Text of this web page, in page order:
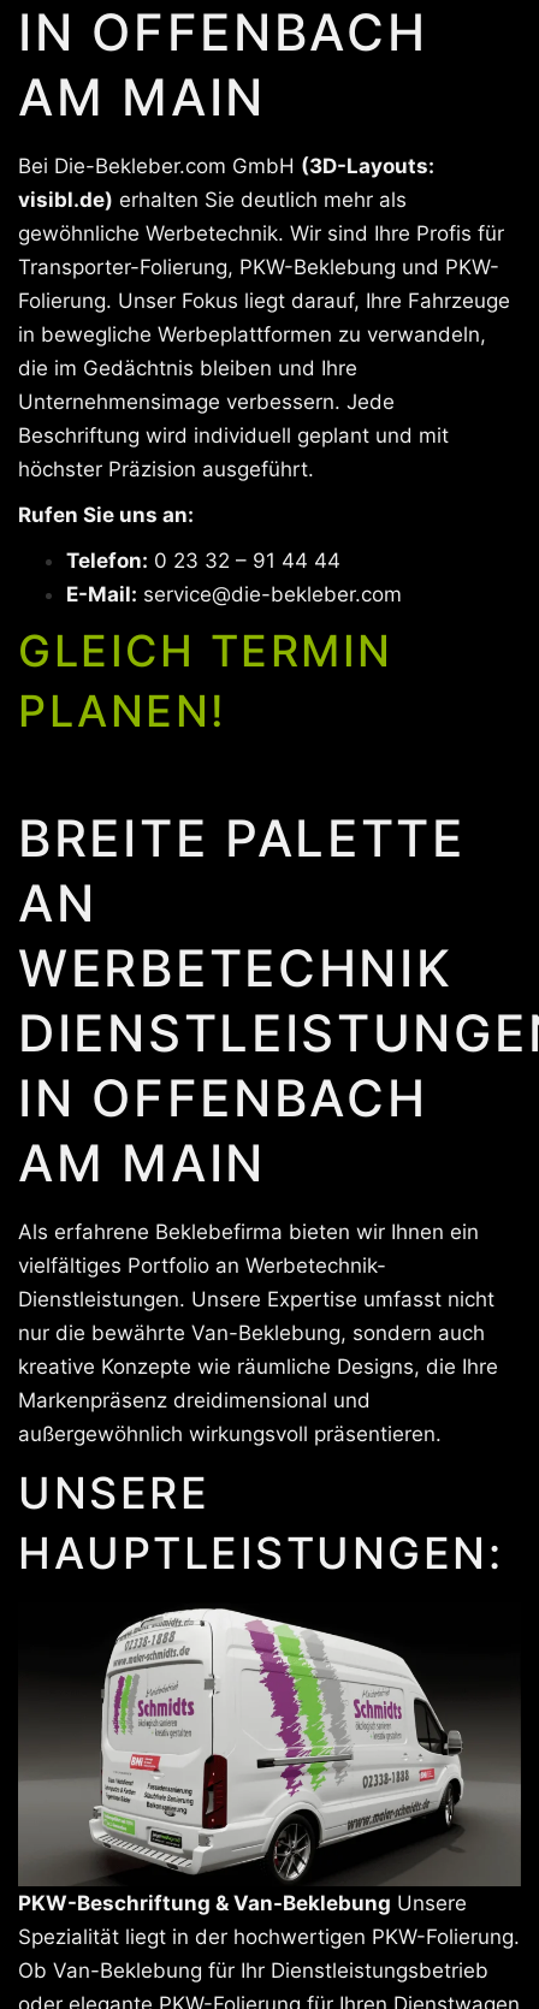
IN OFFENBACH
AM MAIN
Bei Die-Bekleber.com GmbH (3D-Layouts:
visibl.de) erhalten Sie deutlich mehr als
gewöhnliche Werbetechnik. Wir sind Ihre Profis für
Transporter-Folierung, PKW-Beklebung und PKW-
Folierung. Unser Fokus liegt darauf, Ihre Fahrzeuge
in bewegliche Werbeplattformen zu verwandeln,
die im Gedächtnis bleiben und Ihre
Unternehmensimage verbessern. Jede
Beschriftung wird individuell geplant und mit
höchster Präzision ausgeführt.
Rufen Sie uns an:
Telefon: 0 23 32 – 91 44 44
E-Mail: service@die-bekleber.com
GLEICH TERMIN
PLANEN!
BREITE PALETTE
AN
WERBETECHNIK
IN OFFENBACH
AM MAIN
Als erfahrene Beklebefirma bieten wir Ihnen ein
vielfältiges Portfolio an Werbetechnik-
Dienstleistungen. Unsere Expertise umfasst nicht
nur die bewährte Van-Beklebung, sondern auch
kreative Konzepte wie räumliche Designs, die Ihre
Markenpräsenz dreidimensional und
außergewöhnlich wirkungsvoll präsentieren.
UNSERE
HAUPTLEISTUNGEN:
PKW-Beschriftung & Van-Beklebung Unsere
Spezialität liegt in der hochwertigen PKW-Folierung.
Ob Van-Beklebung für Ihr Dienstleistungsbetrieb
oder elegante PKW-Folierung für Ihren Dienstwagen